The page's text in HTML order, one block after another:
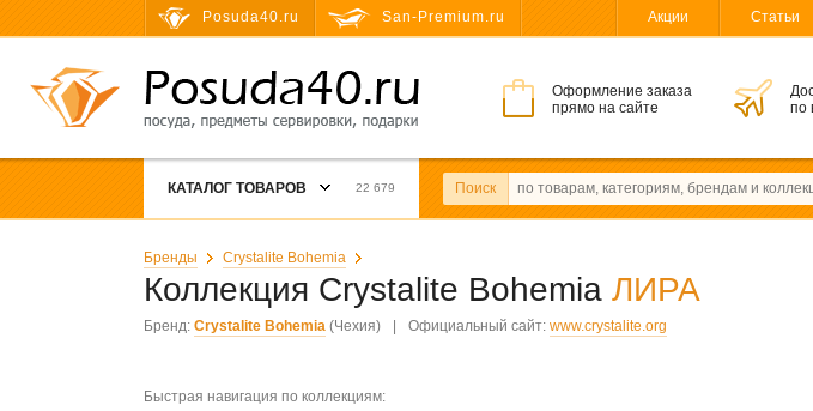
Posuda40.ru San-Premium.ru Акции Статьи
Оформление заказа
прямо на сайте
по
КАТАЛОГ ТОВАРОВ 22 679 Поиск
Бренды Crystalite Bohemia
Коллекция Crystalite Bohemia ЛИРА
Бренд: Crystalite Bohemia (Чехия) Официальный сайт: www.crystalite.org
Быстрая навигация по коллекциям: